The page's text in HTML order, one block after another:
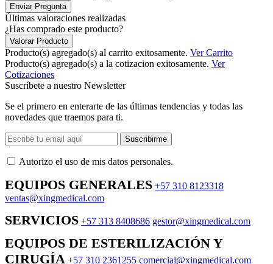
Enviar Pregunta
Últimas valoraciones realizadas
¿Has comprado este producto?
Valorar Producto
Producto(s) agregado(s) al carrito exitosamente. Ver Carrito
Producto(s) agregado(s) a la cotizacion exitosamente. Ver
Cotizaciones
Suscríbete a nuestro Newsletter
Se el primero en enterarte de las últimas tendencias y todas las
novedades que traemos para ti.
Suscribirme
Autorizo ​​el uso de mis datos personales.
EQUIPOS GENERALES +57 310 8123318
ventas@xingmedical.com
SERVICIOS +57 313 8408686 gestor@xingmedical.com
EQUIPOS DE ESTERILIZACIÓN Y
CIRUGÍA +57 310 2361255 comercial@xingmedical.com